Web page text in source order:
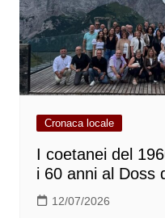
Cronaca locale
I coetanei del
i 60 anni al Doss
12/07/2026